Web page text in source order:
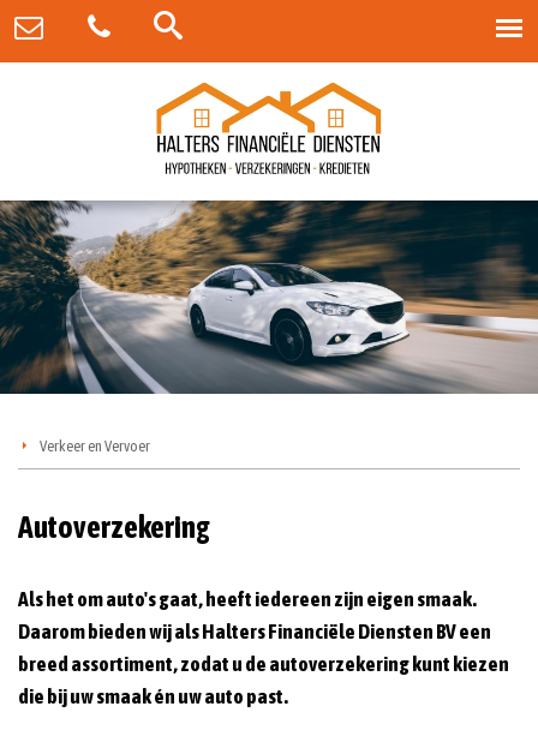
Verkeer en Vervoer
Autoverzekering
Als het om auto's gaat, heeft iedereen zijn eigen smaak.
Daarom bieden wij als Halters Financiële Diensten BV een
breed assortiment, zodat u de autoverzekering kunt kiezen
die bij uw smaak én uw auto past.